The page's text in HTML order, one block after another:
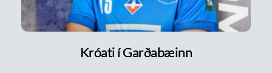
Króati í Garðabæinn